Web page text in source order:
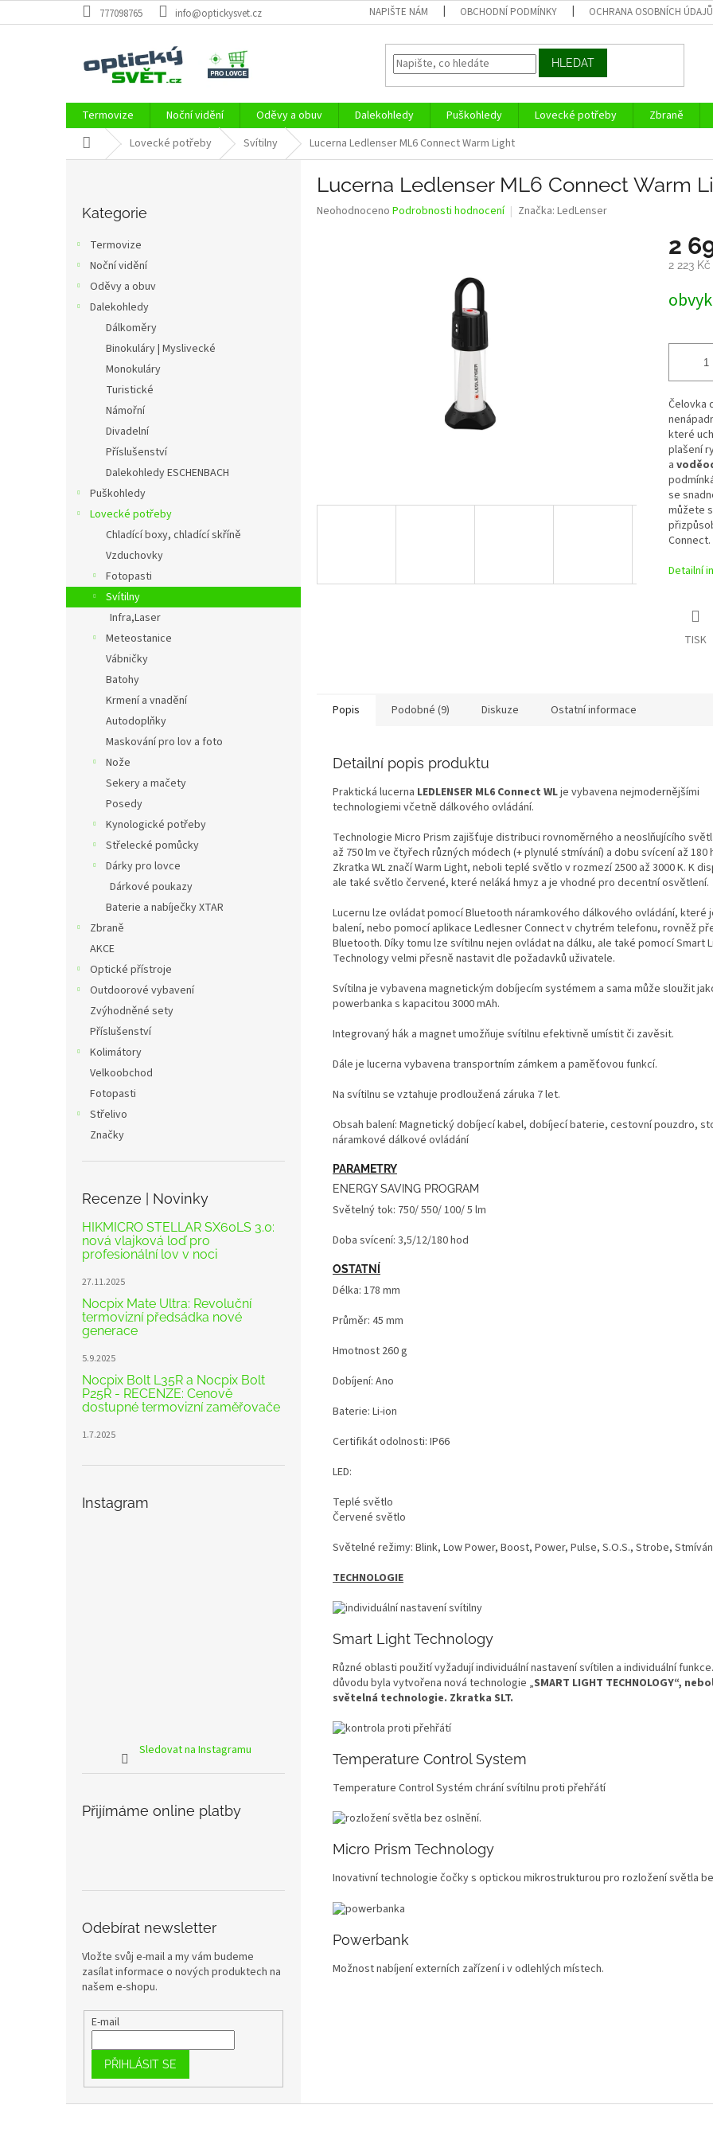
na
777098765 info@optickysvet.cz NAPIŠTE NÁM OBCHODNÍ PODMÍNKY OCHRANA OSOBNÍCH ÚDAJŮ
HLEDAT
Termovize Noční vidění Oděvy a obuv Dalekohledy Puškohledy Lovecké potřeby Zbraně
Domů Lovecké potřeby Svítilny Lucerna Ledlenser ML6 Connect Warm Light
kategorie
Kategorie
Termovize
Noční vidění
Oděvy a obuv
Dalekohledy
Dálkoměry
Binokuláry | Myslivecké
Monokuláry
Turistické
Námořní
Divadelní
Příslušenství
Dalekohledy ESCHENBACH
Puškohledy
Lovecké potřeby
Chladící boxy, chladící skříně
Vzduchovky
Fotopasti
Svítilny
Infra,Laser
Meteostanice
Vábničky
Batohy
Krmení a vnadění
Autodoplňky
Maskování pro lov a foto
Nože
Sekery a mačety
Posedy
Kynologické potřeby
Střelecké pomůcky
Dárky pro lovce
Dárkové poukazy
Baterie a nabíječky XTAR
Zbraně
AKCE
Optické přístroje
Outdoorové vybavení
Zvýhodněné sety
Příslušenství
Kolimátory
Velkoobchod
Fotopasti
Střelivo
Značky
Recenze | Novinky
HIKMICRO STELLAR SX60LS 3.0:
nová vlajková loď pro
profesionální lov v noci
27.11.2025
Nocpix Mate Ultra: Revoluční
termovizní předsádka nové
generace
5.9.2025
Nocpix Bolt L35R a Nocpix Bolt
P25R - RECENZE: Cenově
dostupné termovizní zaměřovače
1.7.2025
Instagram
Sledovat na Instagramu
Přijímáme online platby
Odebírat newsletter
Vložte svůj e-mail a my vám budeme
zasílat informace o nových produktech na
našem e-shopu.
E-mail
PŘIHLÁSIT SE
Lucerna Ledlenser ML6 Connect Warm
Průměrné
Neohodnoceno Podrobnosti hodnocení Značka: LedLenser
2
2 223
cena:
Čelovka
které
plašení
a
se
můžete
Connect.
Detailní
TISK
Popis Podobné (9) Diskuze Ostatní informace
Detailní popis produktu
Praktická lucerna LEDLENSER ML6 Connect WLje vybavena nejmodernějšími
technologiemi včetně dálkového ovládání.
Technologie Micro Prism zajišťuje distribuci rovnoměrného a neoslňujícího
až 750 lm ve čtyřech různých módech (+ plynulé stmívání) a dobu svícení až 180
Zkratka WL značí Warm Light, neboli teplé světlo v rozmezí 2500 až 3000 K. K
ale také světlo červené, které neláká hmyz a je vhodné pro decentní osvětlení.
Lucernu lze ovládat pomocí Bluetooth náramkového dálkového ovládání, které
balení, nebo pomocí aplikace Ledlesner Connect v chytrém telefonu, rovněž
Bluetooth. Díky tomu lze svítilnu nejen ovládat na dálku, ale také pomocí Smart
Technology velmi přesně nastavit dle požadavků uživatele.
Svítilna je vybavena magnetickým dobíjecím systémem a sama může sloužit
powerbanka s kapacitou 3000 mAh.
Integrovaný hák a magnet umožňuje svítilnu efektivně umístit či zavěsit.
Dále je lucerna vybavena transportním zámkem a paměťovou funkcí.
Na svítilnu se vztahuje prodloužená záruka 7 let.
Obsah balení: Magnetický dobíjecí kabel, dobíjecí baterie, cestovní pouzdro,
náramkové dálkové ovládání
PARAMETRY
ENERGY SAVING PROGRAM
Světelný tok: 750/ 550/ 100/ 5 lm
Doba svícení: 3,5/12/180 hod
OSTATNÍ
Délka: 178 mm
Průměr: 45 mm
Hmotnost 260 g
Dobíjení: Ano
Baterie: Li-ion
Certifikát odolnosti: IP66
LED:
Teplé světlo
Červené světlo
Světelné režimy: Blink, Low Power, Boost, Power, Pulse, S.O.S., Strobe,
TECHNOLOGIE
Smart Light Technology
Různé oblasti použití vyžadují individuální nastavení svítilen a individuální
důvodu byla vytvořena nová technologie „SMART LIGHT TECHNOLOGY“,
světelná technologie. Zkratka SLT.
Temperature Control System
Temperature Control Systém chrání svítilnu proti přehřátí
Micro Prism Technology
Inovativní technologie čočky s optickou mikrostrukturou pro rozložení světla
Powerbank
Možnost nabíjení externích zařízení i v odlehlých místech.